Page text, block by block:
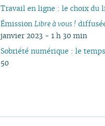
Travail en ligne : le choix du
Émission Libre à vous !
janvier 2023 - 1 h 30 min
Sobriété numérique : le
50